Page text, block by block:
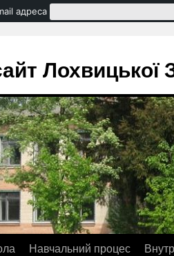
адреса
Лохвицької
Навчальний процес